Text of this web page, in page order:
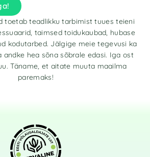
toetab teadlikku tarbimist tuues teieni
taimsed toidukaubad, hubase
kodutarbed. Jälgige meie tegevusi ka
andke hea sõna sõbrale edasi. Iga ost
Täname, et aitate muuta maailma
paremaks!